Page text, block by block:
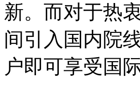
新。而对于热
间引入国内院
户即可享受国